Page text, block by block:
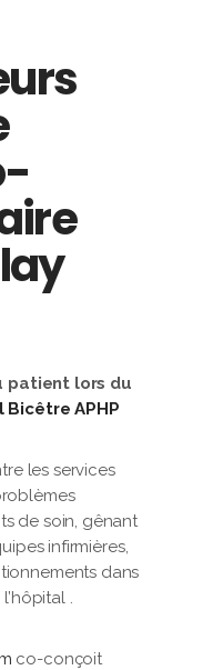
patient lors du
APHP
les services
de soin, gênant
infirmières,
dans
.
co-conçoit